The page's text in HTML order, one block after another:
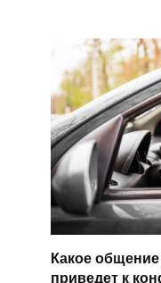
Какое
приведет к